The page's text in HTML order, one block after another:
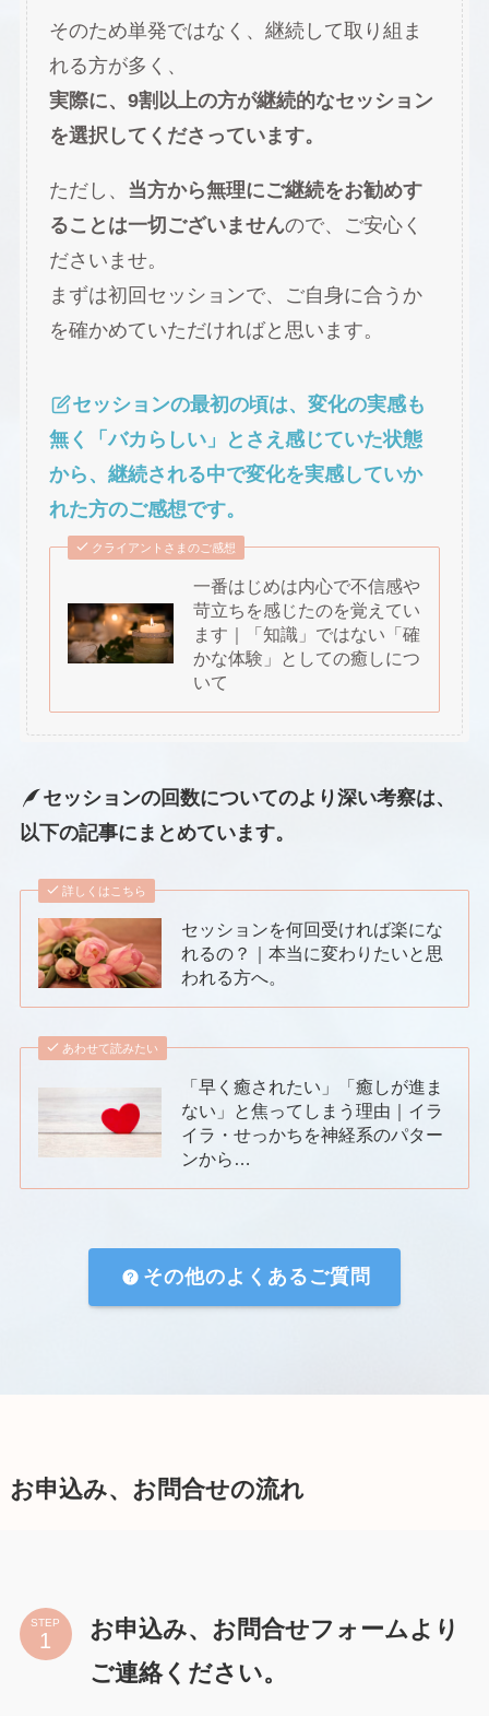
そのため単発ではなく、継続して取り組ま
れる方が多く、
実際に、9割以上の方が継続的なセッション
を選択してくださっています。
ただし、 当方から無理にご継続をお勧めす
ることは一切ございませんので、ご安心く
ださいませ。
まずは初回セッションで、ご自身に合うか
を確かめていただければと思います。
セッションの最初の頃は、変化の実感も
無く「バカらしい」とさえ感じていた状態
から、継続される中で変化を実感していか
れた方のご感想です。
クライアントさまのご感想
一番はじめは内心で不信感や
苛立ちを感じたのを覚えてい
ます｜「知識」ではない「確
かな体験」としての癒しにつ
いて
セッションの回数についてのより深い考察は、
以下の記事にまとめています。
詳しくはこちら
セッションを何回受ければ楽にな
れるの？｜本当に変わりたいと思
われる方へ。
あわせて読みたい
「早く癒されたい」「癒しが進ま
ない」と焦ってしまう理由｜イラ
イラ・せっかちを神経系のパター
ンから…
その他のよくあるご質問
お申込み、お問合せの流れ
STEP
お申込み、お問合せフォームより
ご連絡ください。